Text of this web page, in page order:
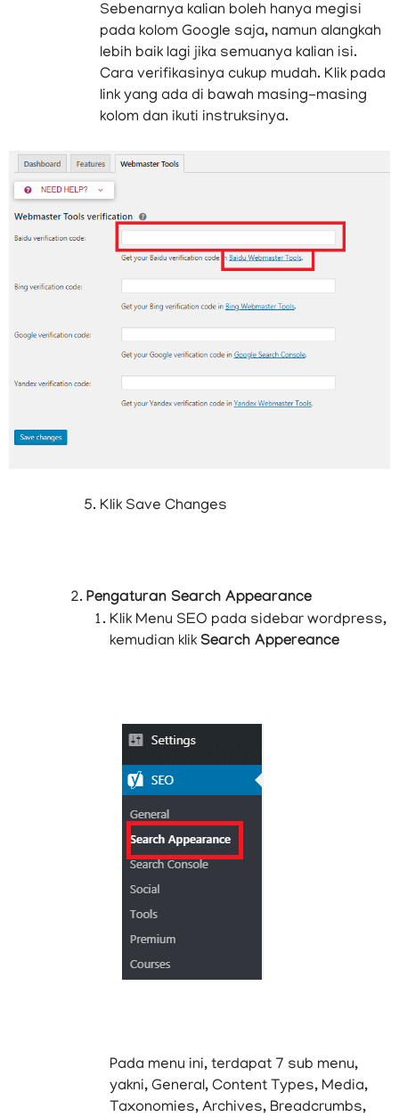
Sebenarnya kalian boleh hanya megisi
pada kolom Google saja, namun alangkah
lebih baik lagi jika semuanya kalian isi.
Cara verifikasinya cukup mudah. Klik pada
link yang ada di bawah masing-masing
kolom dan ikuti instruksinya.
Klik Save Changes
Pengaturan Search Appearance
Klik Menu SEO pada sidebar wordpress,
kemudian klik Search Appereance
Pada menu ini, terdapat 7 sub menu,
yakni, General, Content Types, Media,
Taxonomies, Archives, Breadcrumbs,